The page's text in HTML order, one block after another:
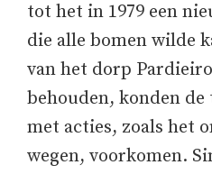
tot het in 1979 een
die alle bomen wilde
van het dorp
behouden, konden
met acties, zoals het
wegen, voorkomen.